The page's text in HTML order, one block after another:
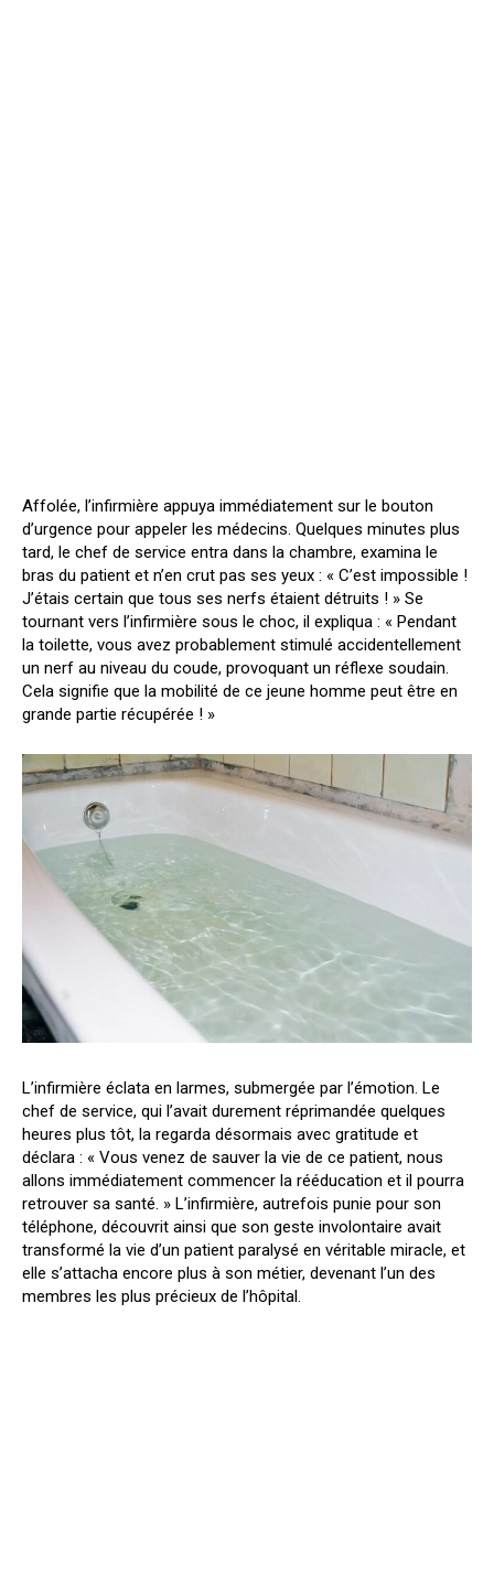
Affolée, l’infirmière appuya immédiatement sur le bouton
d’urgence pour appeler les médecins. Quelques minutes plus
tard, le chef de service entra dans la chambre, examina le
bras du patient et n’en crut pas ses yeux : « C’est impossible !
J’étais certain que tous ses nerfs étaient détruits ! » Se
tournant vers l’infirmière sous le choc, il expliqua : « Pendant
la toilette, vous avez probablement stimulé accidentellement
un nerf au niveau du coude, provoquant un réflexe soudain.
Cela signifie que la mobilité de ce jeune homme peut être en
grande partie récupérée ! »
L’infirmière éclata en larmes, submergée par l’émotion. Le
chef de service, qui l’avait durement réprimandée quelques
heures plus tôt, la regarda désormais avec gratitude et
déclara : « Vous venez de sauver la vie de ce patient, nous
allons immédiatement commencer la rééducation et il pourra
retrouver sa santé. » L’infirmière, autrefois punie pour son
téléphone, découvrit ainsi que son geste involontaire avait
transformé la vie d’un patient paralysé en véritable miracle, et
elle s’attacha encore plus à son métier, devenant l’un des
membres les plus précieux de l’hôpital.